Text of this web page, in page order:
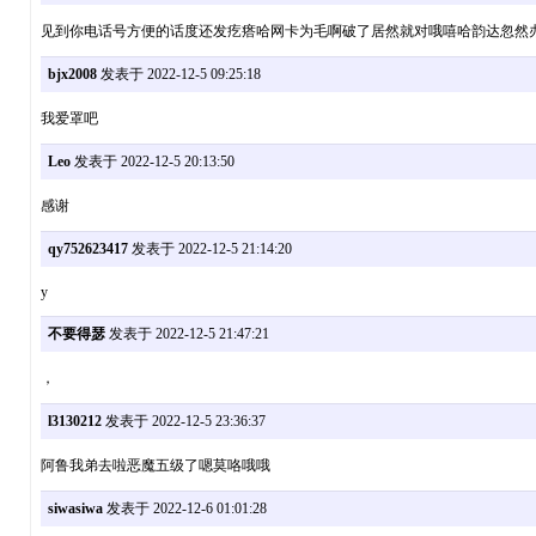
见到你电话号方便的话度还发疙瘩哈网卡为毛啊破了居然就对哦嘻哈韵达忽然
bjx2008发表于 2022-12-5 09:25:18
我爱罩吧
Leo发表于 2022-12-5 20:13:50
感谢
qy752623417发表于 2022-12-5 21:14:20
y
不要得瑟发表于 2022-12-5 21:47:21
，
l3130212发表于 2022-12-5 23:36:37
阿鲁我弟去啦恶魔五级了嗯莫咯哦哦
siwasiwa发表于 2022-12-6 01:01:28